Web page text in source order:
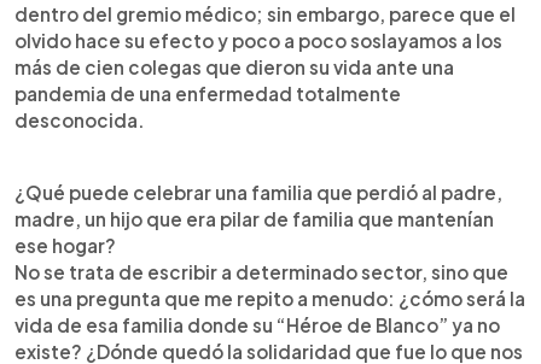
dentro del gremio médico; sin embargo, parece que el
olvido hace su efecto y poco a poco soslayamos a los
más de cien colegas que dieron su vida ante una
pandemia de una enfermedad totalmente
desconocida.
¿Qué puede celebrar una familia que perdió al padre,
madre, un hijo que era pilar de familia que mantenían
ese hogar?
No se trata de escribir a determinado sector, sino que
es una pregunta que me repito a menudo: ¿cómo será la
vida de esa familia donde su “Héroe de Blanco” ya no
existe? ¿Dónde quedó la solidaridad que fue lo que nos